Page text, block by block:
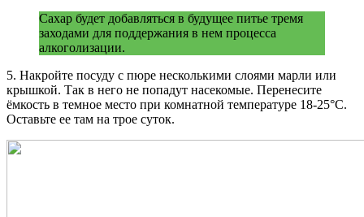
Сахар будет добавляться в будущее питье тремя
заходами для поддержания в нем процесса
алкоголизации.
5. Накройте посуду с пюре несколькими слоями марли или
крышкой. Так в него не попадут насекомые. Перенесите
ёмкость в темное место при комнатной температуре 18-25°C.
Оставьте ее там на трое суток.